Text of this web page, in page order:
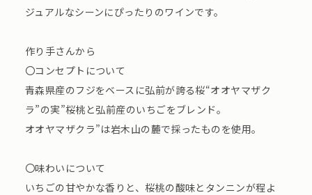
ジュアルなシーンにぴったりのワインです。
作り手さんから
〇コンセプトについて
青森県産のフジをベースに弘前が誇る桜“オオヤマザク
ラ”の実”桜桃と弘前産のいちごをブレンド。
オオヤマザクラ”は岩木山の麓で採ったものを使用。
〇味わいについて
いちごの甘やかな香りと、桜桃の酸味とタンニンが程よ